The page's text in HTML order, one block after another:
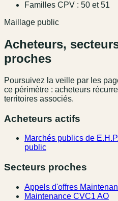
Familles CPV : 50 et 51
Maillage public
Acheteurs,
proches
Poursuivez la veille par les
ce périmètre : acheteurs
territoires associés.
Acheteurs actifs
Marchés publics de
public
Secteurs proches
Appels d'offres
Maintenance CVC1 AO